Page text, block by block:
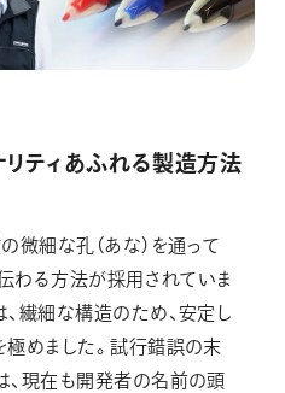
ティあふれる製造方法
微細な孔（あな）を通って
わる方法が採用されていま
繊細な構造のため、安定し
めました。試行錯誤の末
、現在も開発者の名前の頭